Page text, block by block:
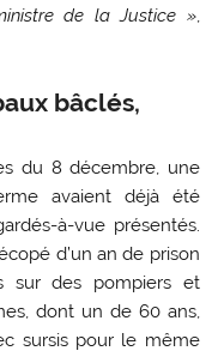
de la Justice »,
bâclés,
du 8 décembre, une
avaient déjà été
à-vue présentés.
d’un an de prison
sur des pompiers et
dont un de 60 ans,
sursis pour le même